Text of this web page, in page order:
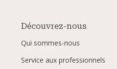
Découvrez-nous
Qui sommes-nous
Service aux professionnels